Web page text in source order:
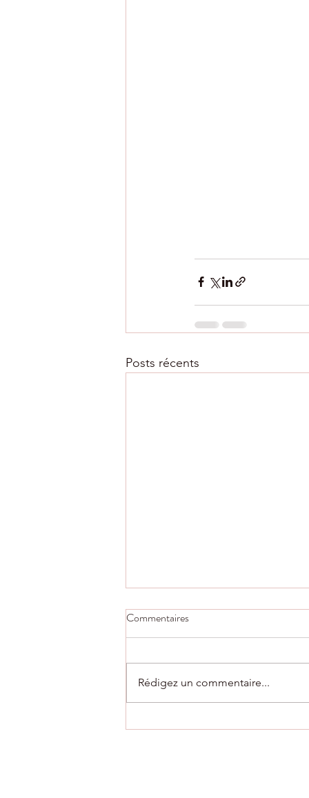
Posts récents
AG du club vendredi 10 juillet à
Commentaires
Rédigez un commentaire...